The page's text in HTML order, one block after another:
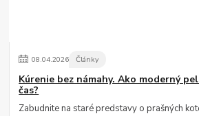
08.04.2026 Články
Kúrenie bez námahy. Ako moderný
čas?
Zabudnite na staré predstavy o prašných